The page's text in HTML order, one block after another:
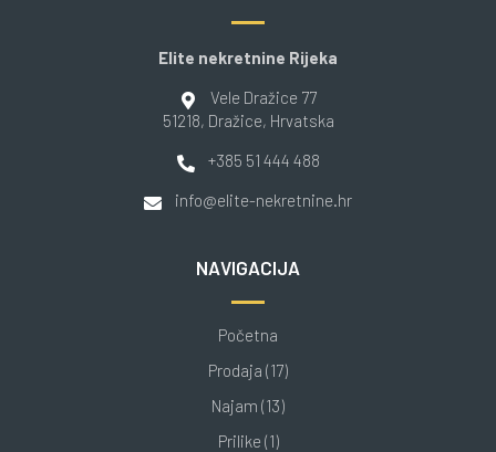
Elite nekretnine Rijeka
Vele Dražice 77
51218, Dražice, Hrvatska
+385 51 444 488
info@elite-nekretnine.hr
NAVIGACIJA
Početna
Prodaja (17)
Najam (13)
Prilike (1)